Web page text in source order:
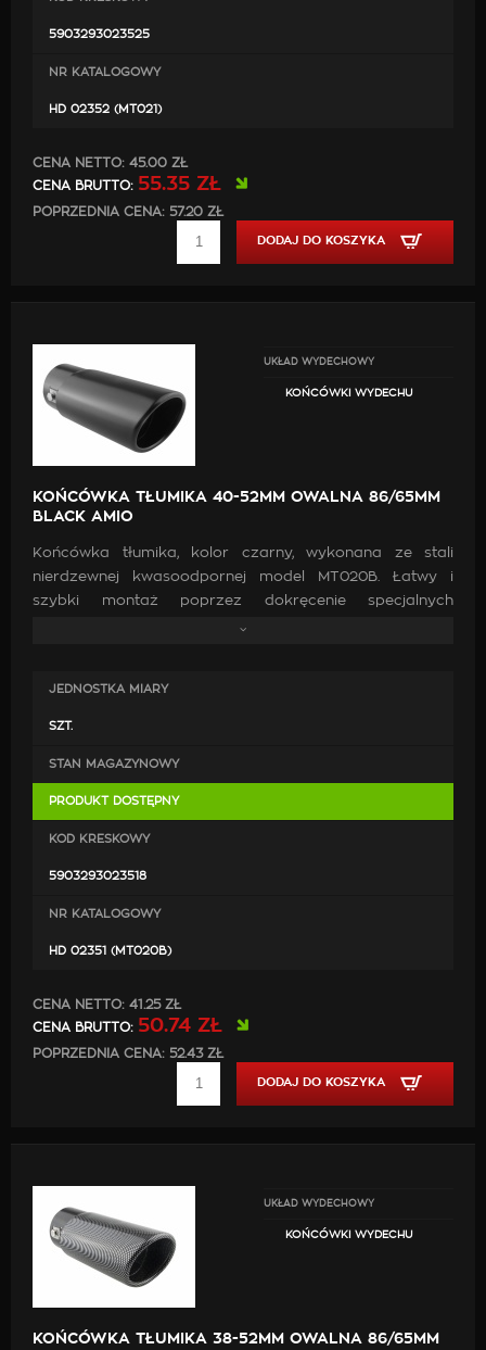
5903293023525
NR KATALOGOWY
HD 02352 (MT021)
CENA NETTO: 45.00 ZŁ
CENA BRUTTO: 55.35 ZŁ
POPRZEDNIA CENA: 57.20 ZŁ
DODAJ DO KOSZYKA
UKŁAD WYDECHOWY
KOŃCÓWKI WYDECHU
KOŃCÓWKA TŁUMIKA 40-52MM OWALNA 86/65MM
BLACK AMIO
Końcówka tłumika, kolor czarny, wykonana ze stali
nierdzewnej kwasoodpornej model MT020B. Łatwy i
szybki montaż poprzez dokręcenie specjalnych
zacisków (po przejechaniu 500-1000km prosimy o
Średnica montażowa: 40 - 52 mm
JEDNOSTKA MIARY
SZT.
STAN MAGAZYNOWY
PRODUKT DOSTĘPNY
KOD KRESKOWY
5903293023518
NR KATALOGOWY
HD 02351 (MT020B)
CENA NETTO: 41.25 ZŁ
CENA BRUTTO: 50.74 ZŁ
POPRZEDNIA CENA: 52.43 ZŁ
DODAJ DO KOSZYKA
UKŁAD WYDECHOWY
KOŃCÓWKI WYDECHU
KOŃCÓWKA TŁUMIKA 38-52MM OWALNA 86/65MM